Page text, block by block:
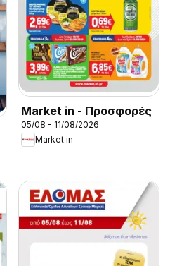
Market in - Προσφορές
05/08 - 11/08/2026
Market in